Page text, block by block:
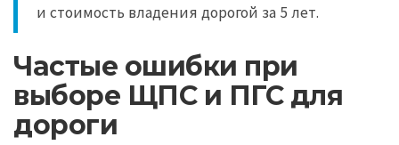
и стоимость владения дорогой за 5 лет.
Частые ошибки при
выборе ЩПС и ПГС для
дороги